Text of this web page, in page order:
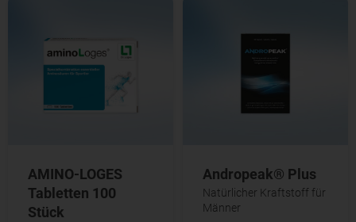
AMINO-LOGES
Tabletten 100
Stück
Andropeak® Plus
Natürlicher Kraftstoff für
Männer